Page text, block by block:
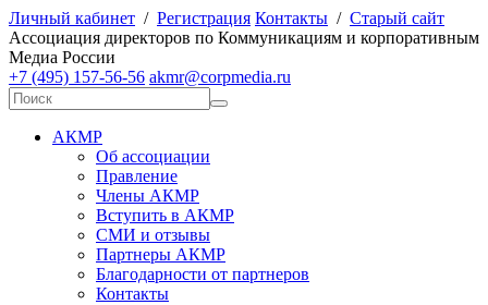
Личный кабинет / Регистрация Контакты / Старый сайт
Ассоциация директоров по Коммуникациям и корпоративным
Медиа России
+7 (495) 157-56-56 akmr@corpmedia.ru
АКМР
Об ассоциации
Правление
Члены АКМР
Вступить в АКМР
СМИ и отзывы
Партнеры АКМР
Благодарности от партнеров
Контакты